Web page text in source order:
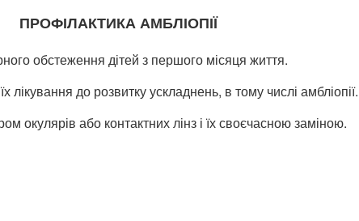
ПРОФІЛАКТИКА АМБЛІОПІЇ
обстеження дітей з першого місяця життя.
до розвитку ускладнень, в тому числі амбліопії.
окулярів або контактних лінз і їх своєчасною заміною.